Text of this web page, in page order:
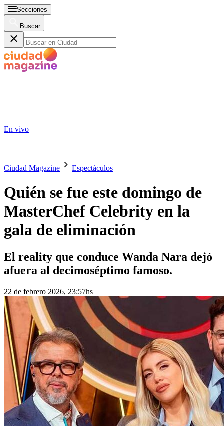
Secciones
Buscar
En vivo
Ciudad Magazine Espectáculos
Quién se fue este domingo de
MasterChef Celebrity en la
gala de eliminación
El reality que conduce Wanda Nara dejó
afuera al decimoséptimo famoso.
22 de febrero 2026, 23:57hs